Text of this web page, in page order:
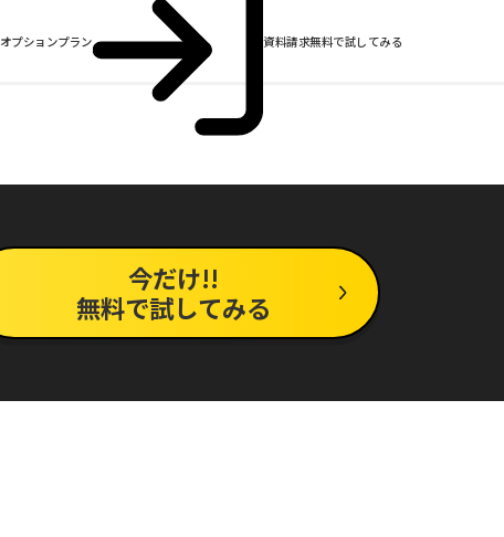
オプションプラン 資料請求無料で試してみる
今だけ!!
無料で試してみる